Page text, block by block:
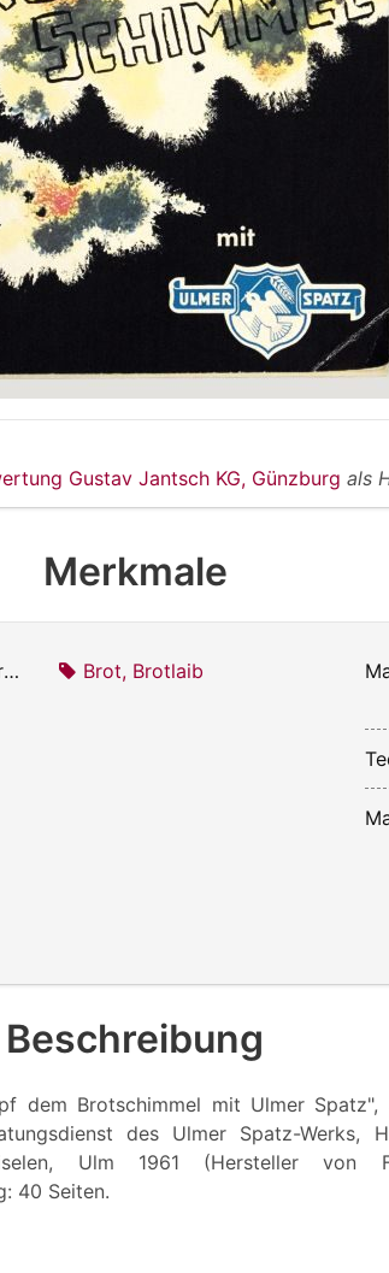
Gustav Jantsch KG, Günzburg als
Merkmale
Ikonografie: Brot, Brotlaib
Beschreibung
dem Brotschimmel mit Ulmer Spatz",
des Ulmer Spatz-Werks,
Ulm 1961 (Hersteller von
40 Seiten.